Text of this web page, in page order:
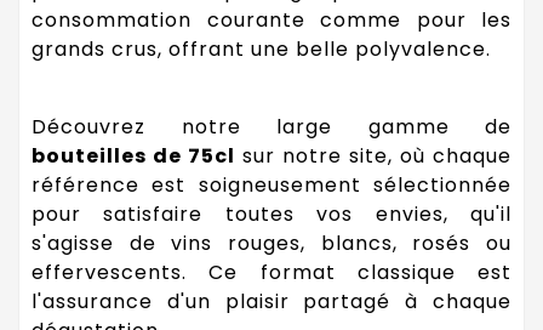
consommation courante comme pour les
grands crus, offrant une belle polyvalence.
Découvrez notre large gamme de
bouteilles de 75cl sur notre site, où chaque
référence est soigneusement sélectionnée
pour satisfaire toutes vos envies, qu'il
s'agisse de vins rouges, blancs, rosés ou
effervescents. Ce format classique est
l'assurance d'un plaisir partagé à chaque